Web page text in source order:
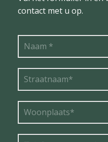
contact met u op.